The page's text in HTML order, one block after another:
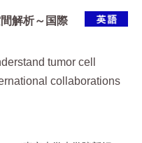
解析～国際
tumor cell
collaborations